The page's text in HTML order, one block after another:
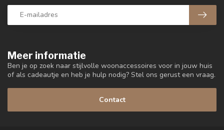
Meer informatie
Ben je op zoek naar stijlvolle woonaccessoires voor in jouw huis
of als cadeautje en heb je hulp nodig? Stel ons gerust een vraag.
Contact